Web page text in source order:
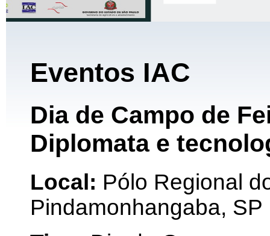
Eventos IAC
Dia de Campo de
Diplomata e
Local: Pólo Regional
Pindamonhangaba, SP